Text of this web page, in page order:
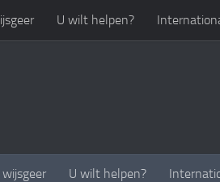
U wilt helpen?
U wilt helpen?